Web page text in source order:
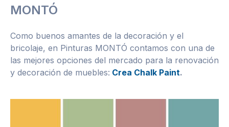
MONTÓ
Como buenos amantes de la decoración y el
bricolaje, en Pinturas MONTÓ contamos con una de
las mejores opciones del mercado para la renovación
y decoración de muebles: Crea Chalk Paint.